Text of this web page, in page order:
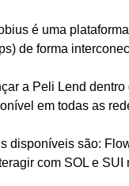
é uma
de forma
a Peli Lend
em todas as
disponíveis são:
com SOL e